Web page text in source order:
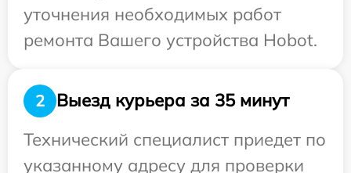
уточнения необходимых работ
ремонта Вашего устройства Hobot.
2
Выезд курьера за 35 минут
Технический специалист приедет по
указанному адресу для проверки